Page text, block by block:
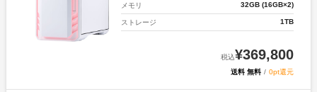
メモリ 32GB (16GB×2)
ストレージ 1TB
税込¥369,800
送料 無料 / 0pt還元